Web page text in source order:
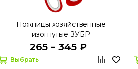
Ножницы хозяйственные
изогнутые ЗУБР
265 – 345 ₽
Выбрать